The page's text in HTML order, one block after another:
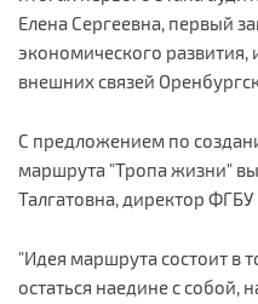
Елена Сергеевна, первый
экономического развития,
внешних связей
С предложением по
маршрута "Тропа жизни"
Талгатовна, директор
"Идея маршрута состоит в
остаться наедине с собой,